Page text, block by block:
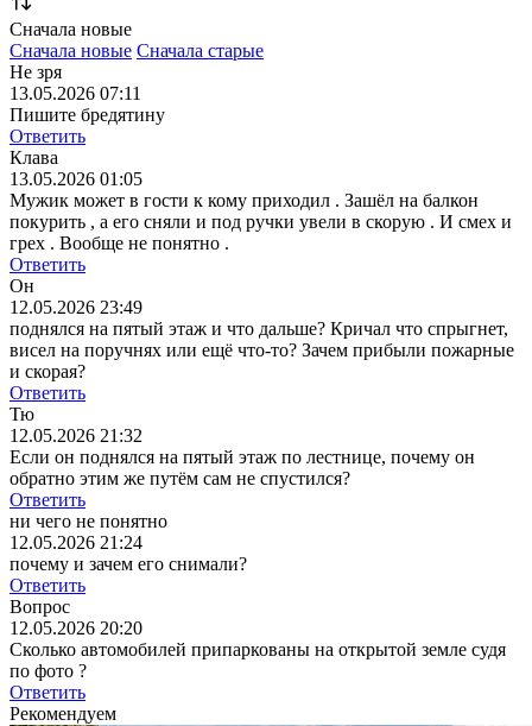
Сначала новые
Сначала новые Сначала старые
Не зря
13.05.2026 07:11
Пишите бредятину
Ответить
Клава
13.05.2026 01:05
Мужик может в гости к кому приходил . Зашёл на балкон
покурить , а его сняли и под ручки увели в скорую . И смех и
грех . Вообще не понятно .
Ответить
Он
12.05.2026 23:49
поднялся на пятый этаж и что дальше? Кричал что спрыгнет,
висел на поручнях или ещё что-то? Зачем прибыли пожарные
и скорая?
Ответить
Тю
12.05.2026 21:32
Если он поднялся на пятый этаж по лестнице, почему он
обратно этим же путëм сам не спустился?
Ответить
ни чего не понятно
12.05.2026 21:24
почему и зачем его снимали?
Ответить
Вопрос
12.05.2026 20:20
Сколько автомобилей припаркованы на открытой земле судя
по фото ?
Ответить
Рекомендуем